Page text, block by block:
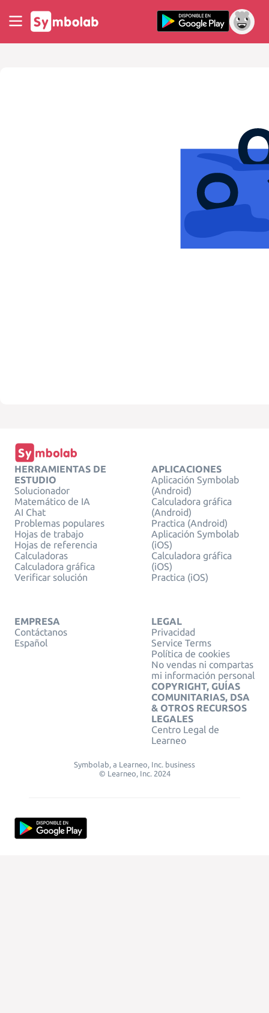
HERRAMIENTAS DE
ESTUDIO
Solucionador
Matemático de IA
AI Chat
Problemas populares
Hojas de trabajo
Hojas de referencia
Calculadoras
Calculadora gráfica
Verificar solución
APLICACIONES
Aplicación Symbolab
(Android)
Calculadora gráfica
(Android)
Practica (Android)
Aplicación Symbolab
(iOS)
Calculadora gráfica
(iOS)
Practica (iOS)
EMPRESA
Contáctanos
Español
LEGAL
Privacidad
Service Terms
Política de cookies
No vendas ni compartas
mi información personal
COPYRIGHT, GUÍAS
COMUNITARIAS, DSA
& OTROS RECURSOS
LEGALES
Centro Legal de
Learneo
Symbolab, a Learneo, Inc. business
© Learneo, Inc. 2024